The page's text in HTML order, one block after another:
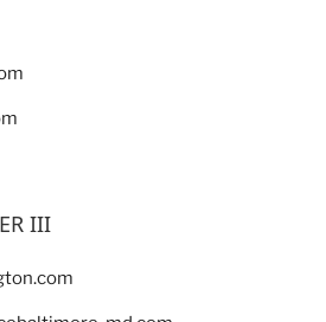
III